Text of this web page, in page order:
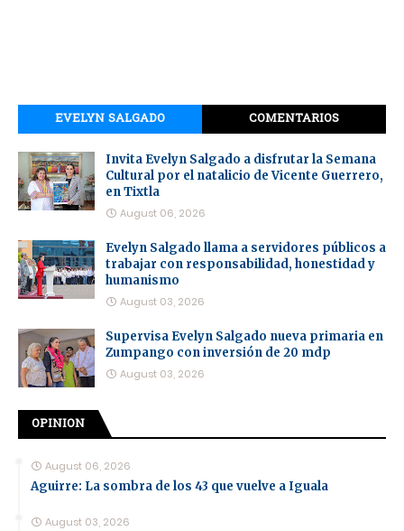
EVELYN SALGADO COMENTARIOS
Invita Evelyn Salgado a disfrutar la Semana
Cultural por el natalicio de Vicente Guerrero,
en Tixtla
August 06, 2026
Evelyn Salgado llama a servidores públicos a
trabajar con responsabilidad, honestidad y
humanismo
August 03, 2026
Supervisa Evelyn Salgado nueva primaria en
Zumpango con inversión de 20 mdp
August 03, 2026
OPINION
August 06, 2026
Aguirre: La sombra de los 43 que vuelve a Iguala
August 03, 2026